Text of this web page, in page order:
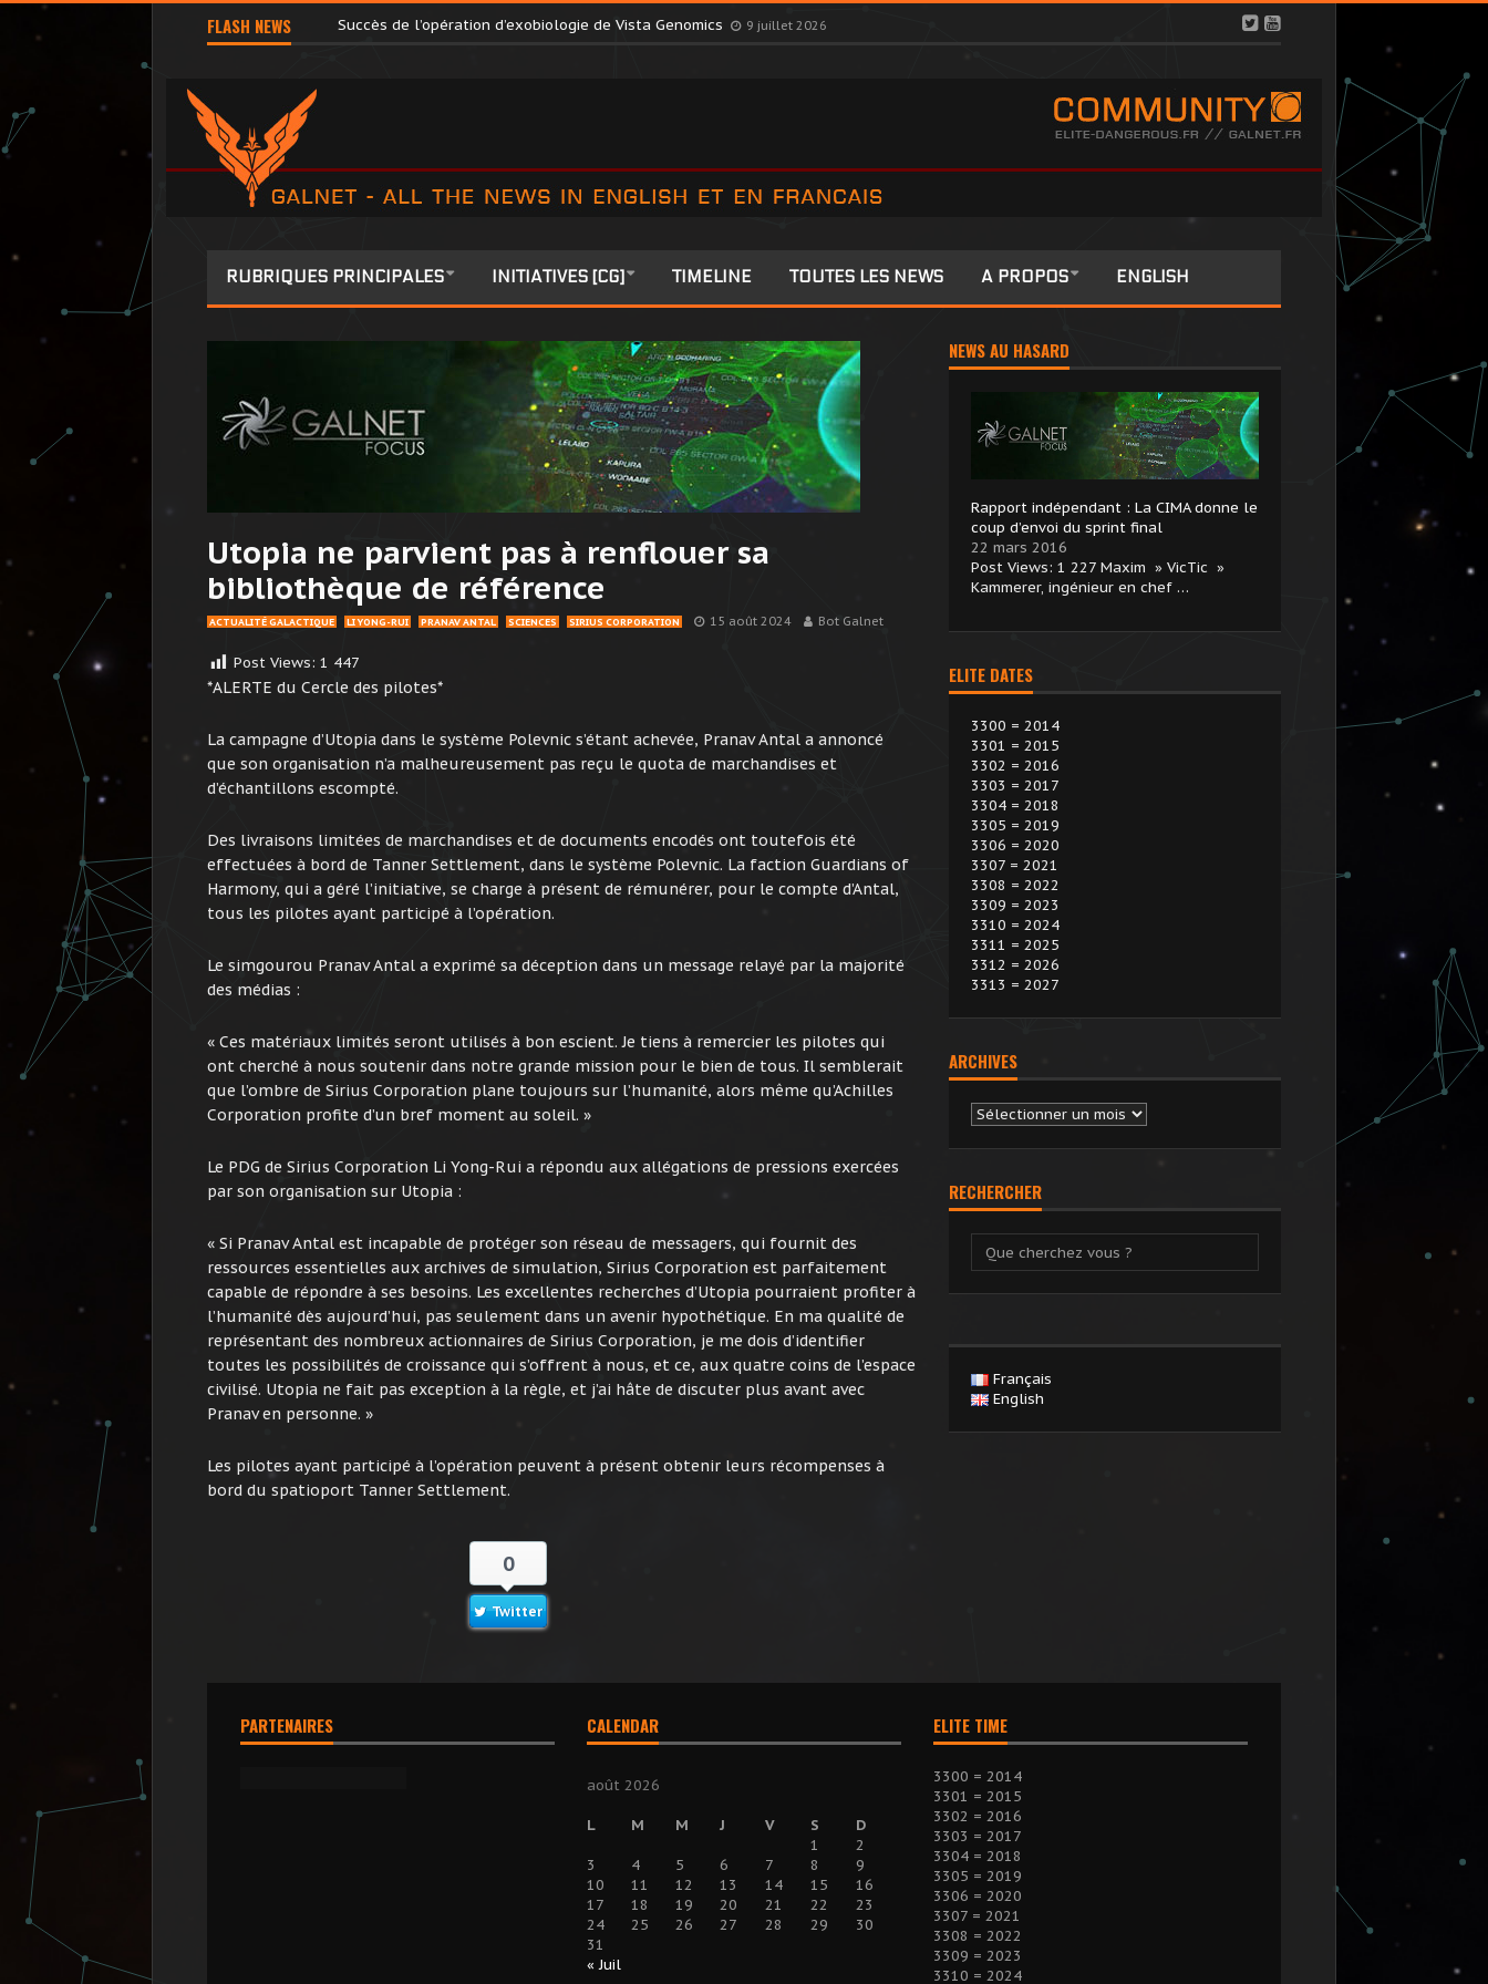
FLASH NEWS Terri Tora libérée par l’October Consortium dans une décision surprise
RUBRIQUES PRINCIPALES INITIATIVES [CG] TIMELINE TOUTES LES NEWS A PROPOS ENGLISH
Utopia ne parvient pas à renflouer sa
bibliothèque de référence
ACTUALITÉ GALACTIQUE LI YONG-RUI PRANAV ANTAL SCIENCES SIRIUS CORPORATION 15 août 2024 Bot Galnet
Post Views: 1 447
*ALERTE du Cercle des pilotes*
La campagne d’Utopia dans le système Polevnic s’étant achevée, Pranav Antal a annoncé
que son organisation n’a malheureusement pas reçu le quota de marchandises et
d’échantillons escompté.
Des livraisons limitées de marchandises et de documents encodés ont toutefois été
effectuées à bord de Tanner Settlement, dans le système Polevnic. La faction Guardians of
Harmony, qui a géré l’initiative, se charge à présent de rémunérer, pour le compte d’Antal,
tous les pilotes ayant participé à l’opération.
Le simgourou Pranav Antal a exprimé sa déception dans un message relayé par la majorité
des médias :
« Ces matériaux limités seront utilisés à bon escient. Je tiens à remercier les pilotes qui
ont cherché à nous soutenir dans notre grande mission pour le bien de tous. Il semblerait
que l’ombre de Sirius Corporation plane toujours sur l’humanité, alors même qu’Achilles
Corporation profite d’un bref moment au soleil. »
Le PDG de Sirius Corporation Li Yong-Rui a répondu aux allégations de pressions exercées
par son organisation sur Utopia :
« Si Pranav Antal est incapable de protéger son réseau de messagers, qui fournit des
ressources essentielles aux archives de simulation, Sirius Corporation est parfaitement
capable de répondre à ses besoins. Les excellentes recherches d’Utopia pourraient profiter à
l’humanité dès aujourd’hui, pas seulement dans un avenir hypothétique. En ma qualité de
représentant des nombreux actionnaires de Sirius Corporation, je me dois d’identifier
toutes les possibilités de croissance qui s’offrent à nous, et ce, aux quatre coins de l’espace
civilisé. Utopia ne fait pas exception à la règle, et j’ai hâte de discuter plus avant avec
Pranav en personne. »
Les pilotes ayant participé à l’opération peuvent à présent obtenir leurs récompenses à
bord du spatioport Tanner Settlement.
0
Twitter
NEWS AU HASARD
Rapport indépendant : La CIMA donne le
coup d’envoi du sprint final
22 mars 2016
Post Views: 1 227 Maxim » VicTic »
Kammerer, ingénieur en chef …
ELITE DATES
3300 = 2014
3301 = 2015
3302 = 2016
3303 = 2017
3304 = 2018
3305 = 2019
3306 = 2020
3307 = 2021
3308 = 2022
3309 = 2023
3310 = 2024
3311 = 2025
3312 = 2026
3313 = 2027
ARCHIVES
Archives
RECHERCHER
Français
English
PARTENAIRES CALENDAR
août 2026
L M M J V S
D
1
2
3
4 5 6 7 8
9
10
11 12 13 14 15
16
17
18 19 20 21 22
23
24
25 26 27 28 29
30
31
« Juil
ELITE TIME
3300 = 2014
3301 = 2015
3302 = 2016
3303 = 2017
3304 = 2018
3305 = 2019
3306 = 2020
3307 = 2021
3308 = 2022
3309 = 2023
3310 = 2024